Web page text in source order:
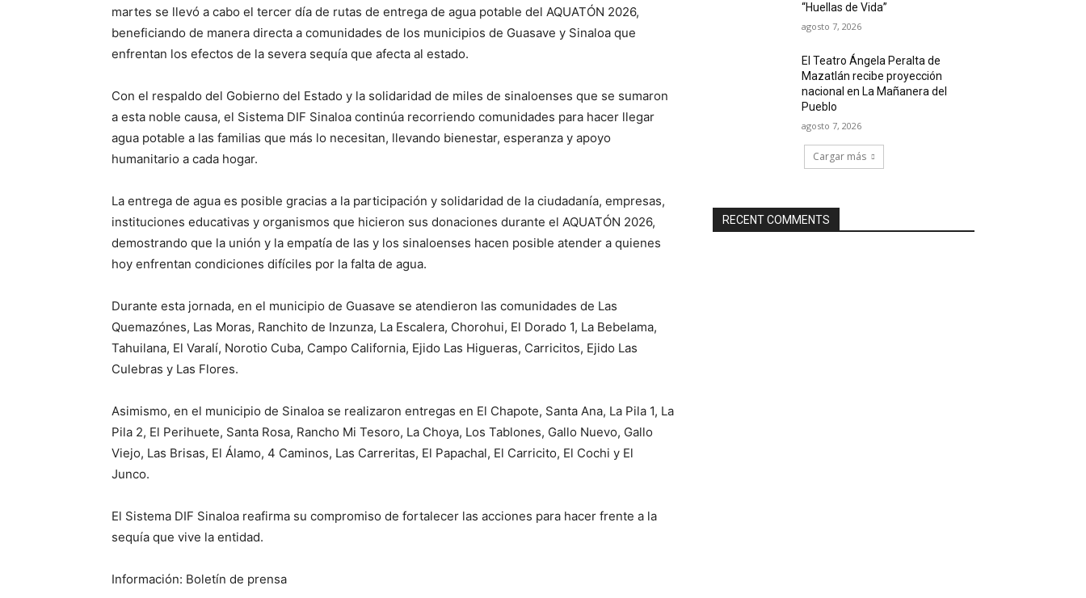
martes se llevó a cabo el tercer día de rutas de entrega de agua potable del AQUATÓN 2026,
beneficiando de manera directa a comunidades de los municipios de Guasave y Sinaloa que
enfrentan los efectos de la severa sequía que afecta al estado.
Con el respaldo del Gobierno del Estado y la solidaridad de miles de sinaloenses que se sumaron
a esta noble causa, el Sistema DIF Sinaloa continúa recorriendo comunidades para hacer llegar
agua potable a las familias que más lo necesitan, llevando bienestar, esperanza y apoyo
humanitario a cada hogar.
La entrega de agua es posible gracias a la participación y solidaridad de la ciudadanía, empresas,
instituciones educativas y organismos que hicieron sus donaciones durante el AQUATÓN 2026,
demostrando que la unión y la empatía de las y los sinaloenses hacen posible atender a quienes
hoy enfrentan condiciones difíciles por la falta de agua.
Durante esta jornada, en el municipio de Guasave se atendieron las comunidades de Las
Quemazónes, Las Moras, Ranchito de Inzunza, La Escalera, Chorohui, El Dorado 1, La Bebelama,
Tahuilana, El Varalí, Norotio Cuba, Campo California, Ejido Las Higueras, Carricitos, Ejido Las
Culebras y Las Flores.
Asimismo, en el municipio de Sinaloa se realizaron entregas en El Chapote, Santa Ana, La Pila 1, La
Pila 2, El Perihuete, Santa Rosa, Rancho Mi Tesoro, La Choya, Los Tablones, Gallo Nuevo, Gallo
Viejo, Las Brisas, El Álamo, 4 Caminos, Las Carreritas, El Papachal, El Carricito, El Cochi y El
Junco.
El Sistema DIF Sinaloa reafirma su compromiso de fortalecer las acciones para hacer frente a la
sequía que vive la entidad.
Información: Boletín de prensa
“Huellas de Vida”
agosto 7, 2026
El Teatro Ángela Peralta de
Mazatlán recibe proyección
nacional en La Mañanera del
Pueblo
agosto 7, 2026
Cargar más
RECENT COMMENTS